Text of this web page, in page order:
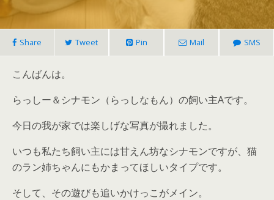
Share Tweet Pin Mail SMS
こんばんは。
らっしー＆シナモン（らっしなもん）の飼い主Aです。
今日の我が家では楽しげな写真が撮れました。
いつも私たち飼い主には甘えん坊なシナモンですが、猫
のラン姉ちゃんにもかまってほしいタイプです。
そして、その遊びも追いかけっこがメイン。